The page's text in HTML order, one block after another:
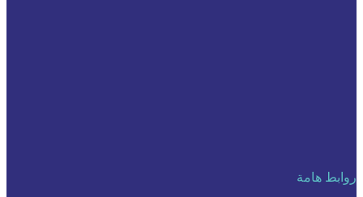
روابط هامة